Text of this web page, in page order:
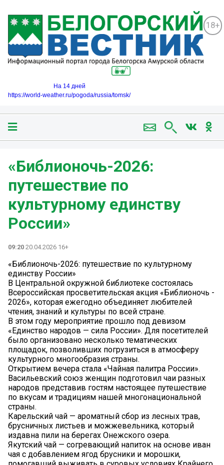
18+
На 14 дней
https://world-weather.ru/pogoda/russia/tomsk/
«Библионочь-2026:
путешествие по
культурному единству
России»
09:20 20.04.2026 16+
«Библионочь-2026: путешествие по культурному
единству России»
В Центральной окружной библиотеке состоялась
Всероссийская просветительская акция «Библионочь -
2026», которая ежегодно объединяет любителей
чтения, знаний и культуры по всей стране.
В этом году мероприятие прошло под девизом
«Единство народов — сила России». Для посетителей
было организовано несколько тематических
площадок, позволивших погрузиться в атмосферу
культурного многообразия страны.
Открытием вечера стала «Чайная палитра России».
Васильевский союз женщин подготовил чаи разных
народов представив гостям настоящее путешествие
по вкусам и традициям нашей многонациональной
страны.
Карельский чай — ароматный сбор из лесных трав,
брусничных листьев и можжевельника, который
издавна пили на берегах Онежского озера.
Якутский чай — согревающий напиток на основе иван
чая с добавлением ягод брусники и морошки,